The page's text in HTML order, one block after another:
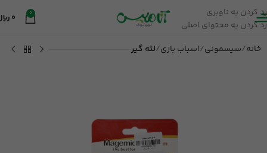
رد کردن به ناوبری
رد کردن به محتوای اصلی
0
0
خانه سیسمونی اسباب بازی لثه گیر